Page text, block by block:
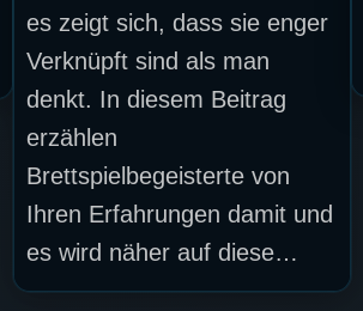
es zeigt sich, dass sie enger
Verknüpft sind als man
denkt. In diesem Beitrag
erzählen
Brettspielbegeisterte von
Ihren Erfahrungen damit und
es wird näher auf diese…